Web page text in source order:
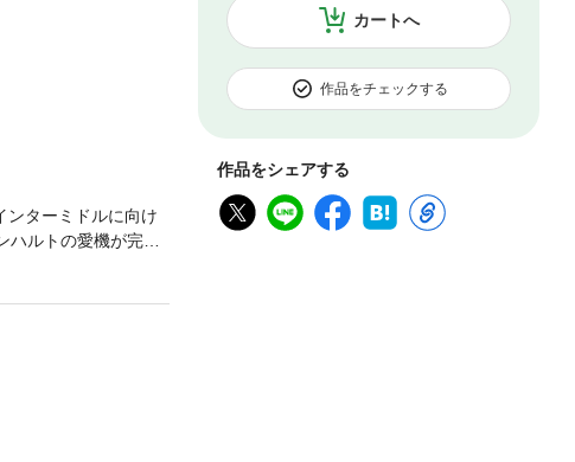
カートへ
作品をチェックする
作品をシェアする
ターミドルに向け
ハルトの愛機が完
ターミドルに挑む！